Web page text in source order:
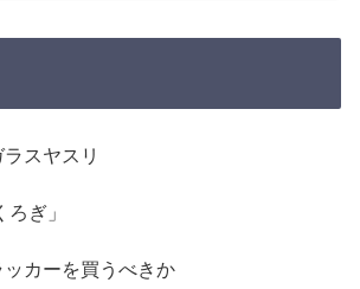
スヤスリ
ろぎ」
カーを買うべきか